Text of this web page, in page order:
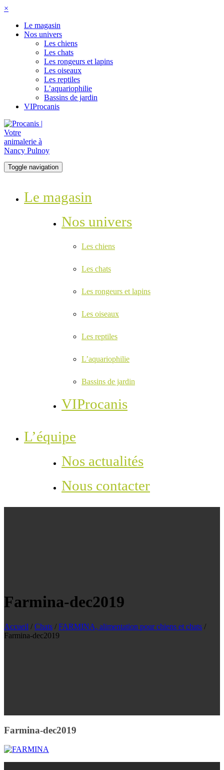
×
Le magasin
Nos univers
Les chiens
Les chats
Les rongeurs et lapins
Les oiseaux
Les reptiles
L’aquariophilie
Bassins de jardin
VIProcanis
Toggle navigation
Le magasin
Nos univers
Les chiens
Les chats
Les rongeurs et lapins
Les oiseaux
Les reptiles
L’aquariophilie
Bassins de jardin
VIProcanis
L’équipe
Nos actualités
Nous contacter
Farmina-dec2019
Accueil / Chats / FARMINA, alimentation pour chiens et chats /
Farmina-dec2019
Farmina-dec2019